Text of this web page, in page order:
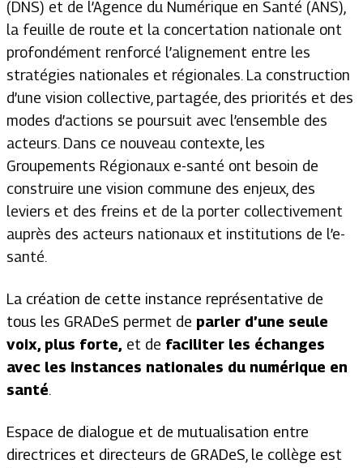
(DNS) et de l’Agence du Numérique en Santé (ANS),
la feuille de route et la concertation nationale ont
profondément renforcé l’alignement entre les
stratégies nationales et régionales. La construction
d’une vision collective, partagée, des priorités et des
modes d’actions se poursuit avec l’ensemble des
acteurs. Dans ce nouveau contexte, les
Groupements Régionaux e-santé ont besoin de
construire une vision commune des enjeux, des
leviers et des freins et de la porter collectivement
auprès des acteurs nationaux et institutions de l’e-
santé.
La création de cette instance représentative de
tous les GRADeS permet de parler d’une seule
voix, plus forte, et de faciliter les échanges
avec les instances nationales du numérique en
santé.
Espace de dialogue et de mutualisation entre
directrices et directeurs de GRADeS, le collège est